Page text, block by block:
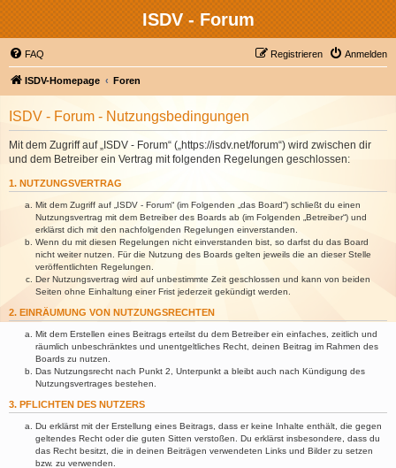
ISDV - Forum
FAQ Anmelden
Registrieren
ISDV-Homepage Foren
ISDV - Forum - Nutzungsbedingungen
Mit dem Zugriff auf „ISDV - Forum“ („https://isdv.net/forum“) wird zwischen dir
und dem Betreiber ein Vertrag mit folgenden Regelungen geschlossen:
1. NUTZUNGSVERTRAG
Mit dem Zugriff auf „ISDV - Forum“ (im Folgenden „das Board“) schließt du einen
Nutzungsvertrag mit dem Betreiber des Boards ab (im Folgenden „Betreiber“) und
erklärst dich mit den nachfolgenden Regelungen einverstanden.
Wenn du mit diesen Regelungen nicht einverstanden bist, so darfst du das Board
nicht weiter nutzen. Für die Nutzung des Boards gelten jeweils die an dieser Stelle
veröffentlichten Regelungen.
Der Nutzungsvertrag wird auf unbestimmte Zeit geschlossen und kann von beiden
Seiten ohne Einhaltung einer Frist jederzeit gekündigt werden.
2. EINRÄUMUNG VON NUTZUNGSRECHTEN
Mit dem Erstellen eines Beitrags erteilst du dem Betreiber ein einfaches, zeitlich und
räumlich unbeschränktes und unentgeltliches Recht, deinen Beitrag im Rahmen des
Boards zu nutzen.
Das Nutzungsrecht nach Punkt 2, Unterpunkt a bleibt auch nach Kündigung des
Nutzungsvertrages bestehen.
3. PFLICHTEN DES NUTZERS
Du erklärst mit der Erstellung eines Beitrags, dass er keine Inhalte enthält, die gegen
geltendes Recht oder die guten Sitten verstoßen. Du erklärst insbesondere, dass du
das Recht besitzt, die in deinen Beiträgen verwendeten Links und Bilder zu setzen
bzw. zu verwenden.